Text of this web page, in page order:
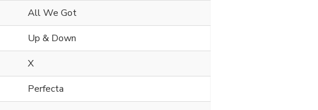
All We Got
Up & Down
X
Perfecta